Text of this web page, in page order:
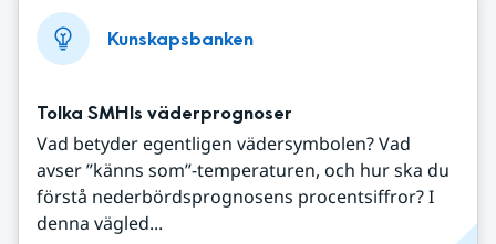
Kunskapsbanken
Tolka SMHIs väderprognoser
Vad betyder egentligen vädersymbolen? Vad
avser ”känns som”-temperaturen, och hur ska du
förstå nederbördsprognosens procentsiffror? I
denna vägled...